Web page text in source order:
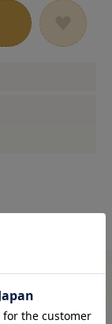
用ページです※
よび商品コード